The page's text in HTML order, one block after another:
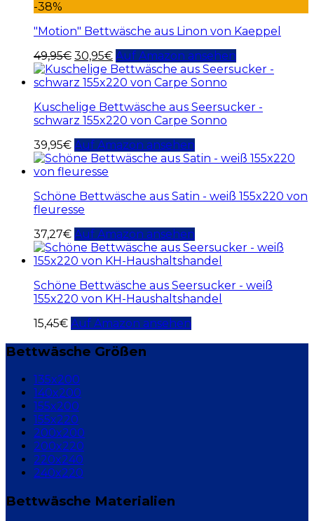
-38%
"Motion" Bettwäsche aus Linon von Kaeppel
49,95€ 30,95€ Auf Amazon ansehen
Kuschelige Bettwäsche aus Seersucker -
schwarz 155x220 von Carpe Sonno
39,95€ Auf Amazon ansehen
Schöne Bettwäsche aus Satin - weiß 155x220 von
fleuresse
37,27€ Auf Amazon ansehen
Schöne Bettwäsche aus Seersucker - weiß
155x220 von KH-Haushaltshandel
15,45€ Auf Amazon ansehen
Bettwäsche Größen
135x200
140x200
155x200
155x220
200x200
200x220
220x240
240x220
Bettwäsche Materialien